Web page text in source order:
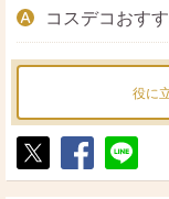
コスデコおす
役に
ポ
ス
シ
ェ
送
る